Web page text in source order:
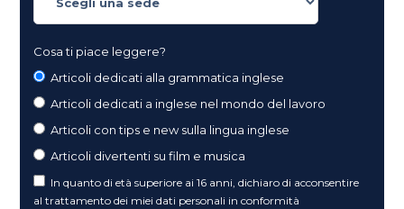
Cosa ti piace leggere?
Articoli dedicati alla grammatica inglese
Articoli dedicati a inglese nel mondo del lavoro
Articoli con tips e new sulla lingua inglese
Articoli divertenti su film e musica
In quanto di età superiore ai 16 anni, dichiaro di acconsentire
al trattamento dei miei dati personali in conformità